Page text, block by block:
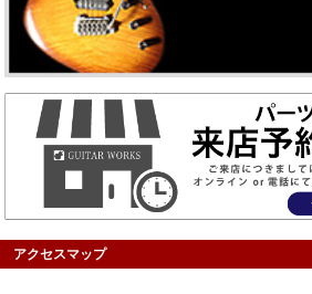
アクセスマップ